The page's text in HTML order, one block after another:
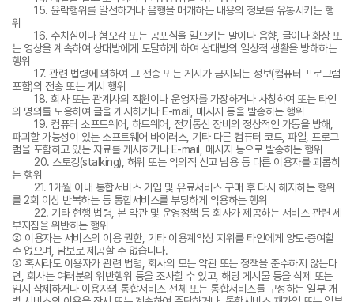
15. 윤락행위를 알선하거나 음행을 매개하는 내용의 정보를 유통시키는 행
위
16. 수치심이나 혐오감 또는 공포심을 일으키는 말이나 음향, 글이나 화상 또
는 영상을 계속하여 상대방에게 도달하게 하여 상대방의 일상적 생활을 방해하는
행위
17. 관련 법령에 의하여 그 전송 또는 게시가 금지되는 정보(컴퓨터 프로그램
포함)의 전송 또는 게시 행위
18. 회사 또는 관계사의 직원이나 운영자를 가장하거나 사칭하여 또는 타인
의 명의를 도용하여 글을 게시하거나 E-mail, 메시지 등을 발송하는 행위
19. 컴퓨터 소프트웨어, 하드웨어, 전기통신 장비의 정상적인 가동을 방해,
파괴할 가능성이 있는 소프트웨어 바이러스, 기타 다른 컴퓨터 코드, 파일, 프로그
램을 포함하고 있는 자료를 게시하거나 E-mail, 메시지 등으로 발송하는 행위
20. 스토킹(stalking), 허위 또는 악의적 신고 남용 등 다른 이용자를 괴롭히
는 행위
21. 1개월 이내 통합서비스 가입 및 유료서비스 구매 후 다시 해지하는 행위
를 2회 이상 반복하는 등 통합서비스를 부당하게 악용하는 행위
22. 기타 현행 법령, 본 약관 및 운영정책 등 회사가 제공하는 서비스 관련 세
부지침을 위반하는 행위
② 이용자는 서비스의 이용 권한, 기타 이용계약상 지위를 타인에게 양도·증여할
수 없으며, 담보로 제공할 수 없습니다.
③ 혹시라도 이용자가 관련 법령, 회사의 모든 약관 또는 정책을 준수하지 않는다
면, 회사는 여러분의 위반행위 등을 조사할 수 있고, 해당 게시물 등을 삭제 또는
임시 삭제하거나 이용자의 통합서비스 전체 또는 통합서비스를 구성하는 일부 개